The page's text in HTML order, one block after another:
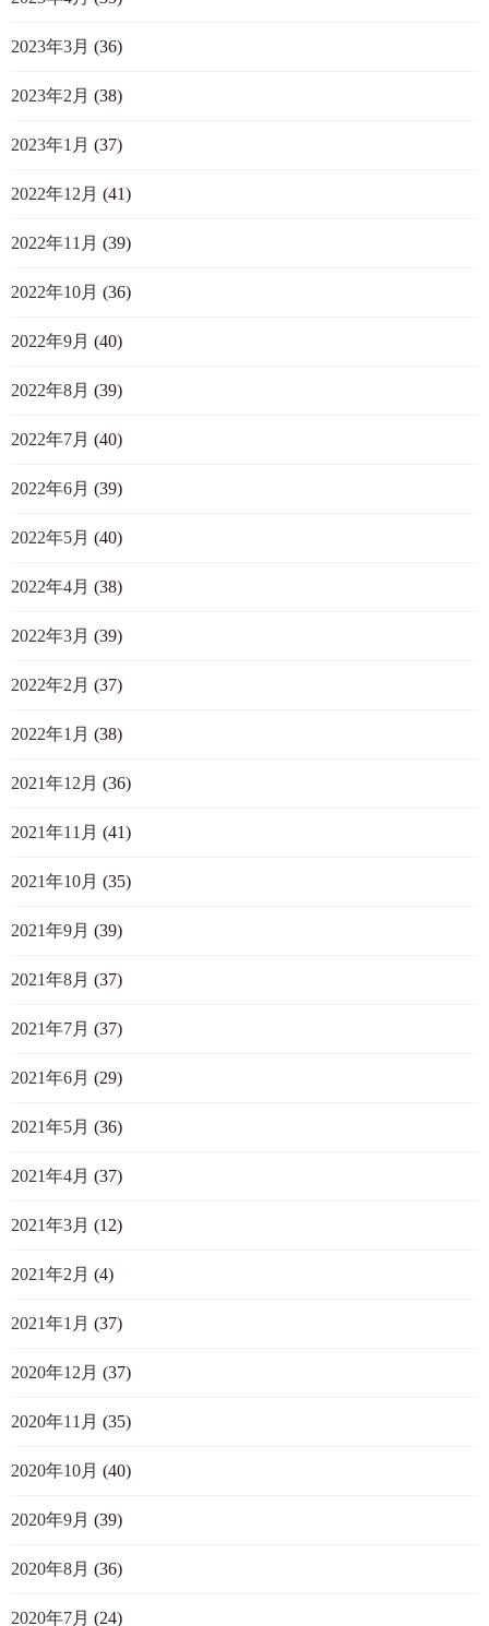
2023年3月 (36)
2023年2月 (38)
2023年1月 (37)
2022年12月 (41)
2022年11月 (39)
2022年10月 (36)
2022年9月 (40)
2022年8月 (39)
2022年7月 (40)
2022年6月 (39)
2022年5月 (40)
2022年4月 (38)
2022年3月 (39)
2022年2月 (37)
2022年1月 (38)
2021年12月 (36)
2021年11月 (41)
2021年10月 (35)
2021年9月 (39)
2021年8月 (37)
2021年7月 (37)
2021年6月 (29)
2021年5月 (36)
2021年4月 (37)
2021年3月 (12)
2021年2月 (4)
2021年1月 (37)
2020年12月 (37)
2020年11月 (35)
2020年10月 (40)
2020年9月 (39)
2020年8月 (36)
2020年7月 (24)